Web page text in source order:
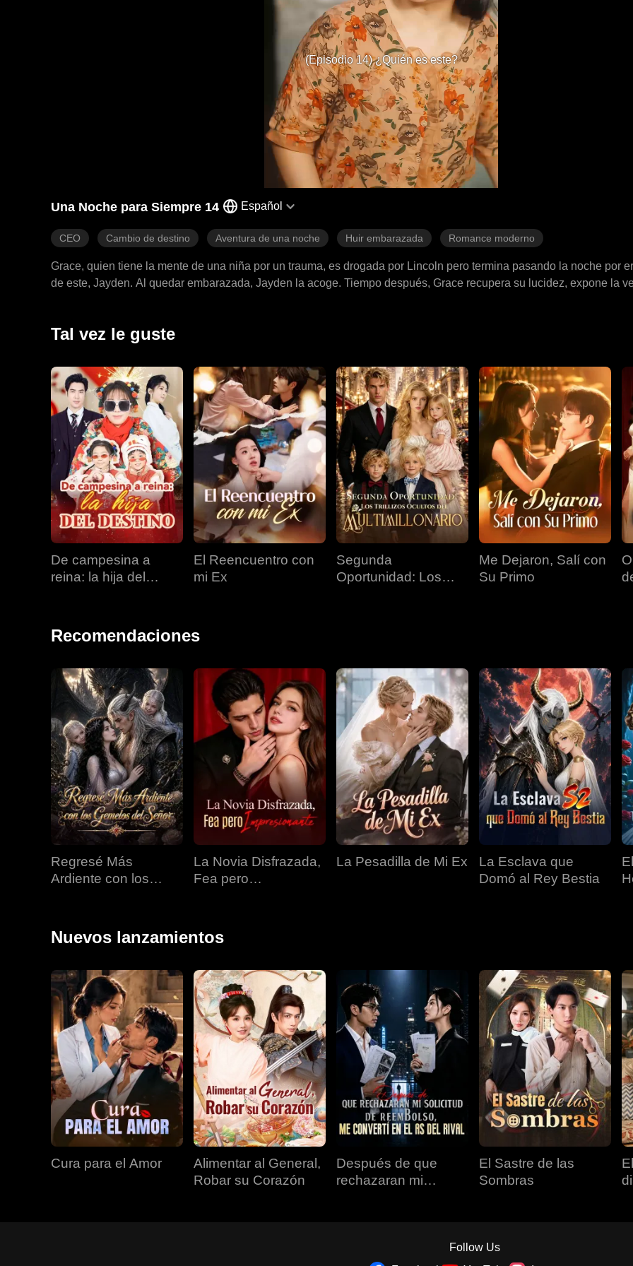
(Episodio 14) ¿Quién es este?
Una Noche para Siempre 14 Español
CEO Cambio de destino Aventura de una noche Huir embarazada Romance moderno
Grace, quien tiene la mente de una niña por un trauma, es drogada por Lincoln pero termina pasando la noche por
de este, Jayden. Al quedar embarazada, Jayden la acoge. Tiempo después, Grace recupera su lucidez, expone la
Tal vez le guste
De campesina a
reina: la hija del
El Reencuentro con
mi Ex
Segunda
Oportunidad: Los
Me Dejaron, Salí con
Su Primo
Recomendaciones
Regresé Más
Ardiente con los
La Novia Disfrazada,
Fea pero
La Pesadilla de Mi Ex
La Esclava que
Domó al Rey Bestia
Nuevos lanzamientos
Cura para el Amor
Alimentar al General,
Robar su Corazón
Después de que
rechazaran mi
El Sastre de las
Sombras
Follow Us